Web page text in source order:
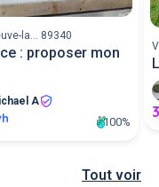
la... 89340
: proposer mon
A
h 100%
Tout voir